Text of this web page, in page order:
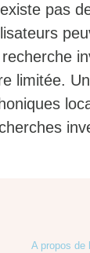
pas
limitée.
A propos de